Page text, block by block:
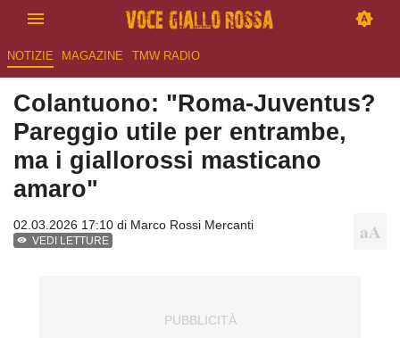
NOTIZIE MAGAZINE TMW RADIO
Colantuono: "Roma-Juventus?
Pareggio utile per entrambe,
ma i giallorossi masticano
amaro"
02.03.2026 17:10 di Marco Rossi Mercanti
VEDI LETTURE